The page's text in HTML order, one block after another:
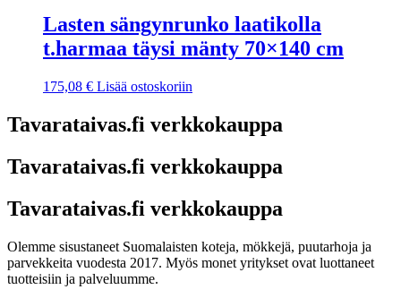
Lasten sängynrunko laatikolla
t.harmaa täysi mänty 70×140 cm
175,08 € Lisää ostoskoriin
Tavarataivas.fi verkkokauppa
Tavarataivas.fi verkkokauppa
Tavarataivas.fi verkkokauppa
Olemme sisustaneet Suomalaisten koteja, mökkejä, puutarhoja ja
parvekkeita vuodesta 2017. Myös monet yritykset ovat luottaneet
tuotteisiin ja palveluumme.